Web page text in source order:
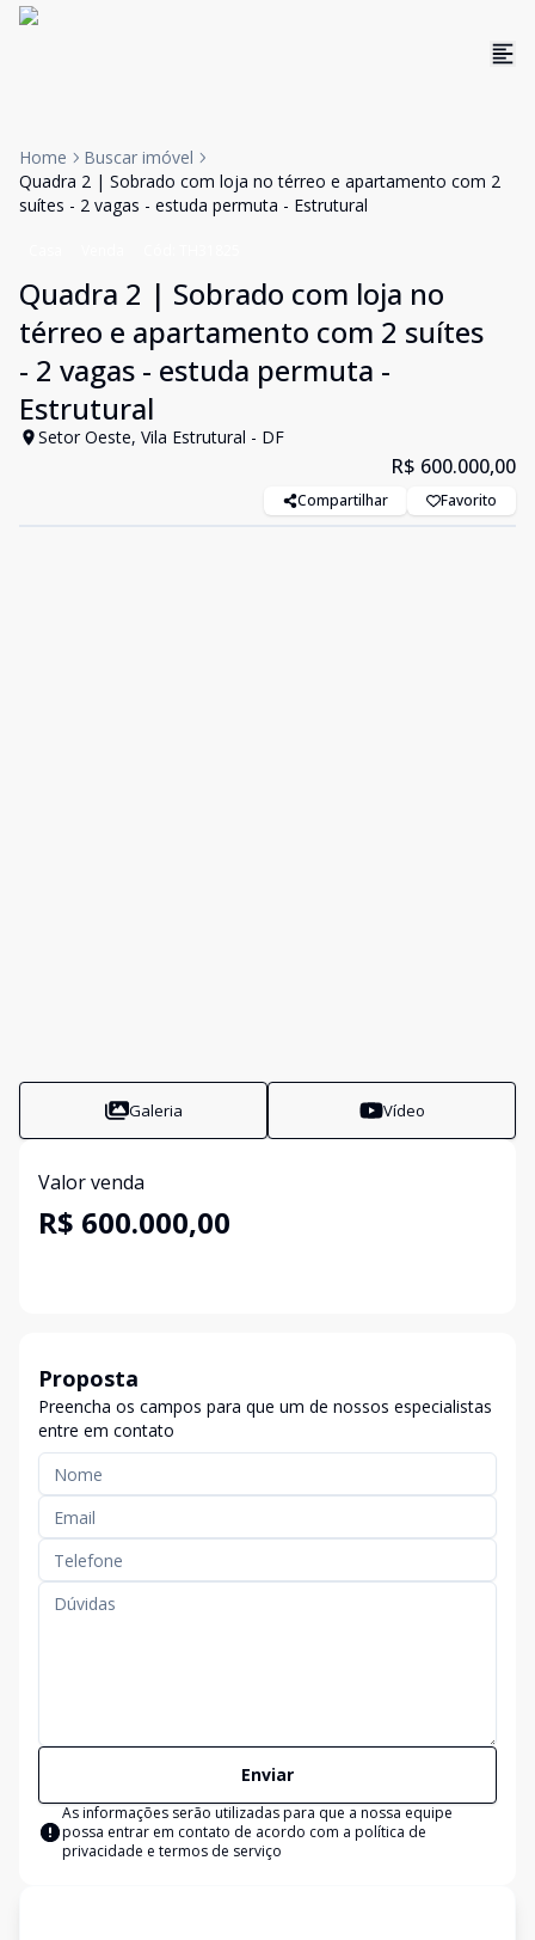
Home
Buscar imóvel
Quadra 2 | Sobrado com loja no térreo e apartamento com 2
suítes - 2 vagas - estuda permuta - Estrutural
Quadra 2 | Sobrado com loja no
térreo e apartamento com 2 suítes
- 2 vagas - estuda permuta -
Estrutural
Setor Oeste, Vila Estrutural - DF
R$ 600.000,00
Compartilhar Favorito
Galeria Vídeo
Valor venda
R$ 600.000,00
Proposta
Preencha os campos para que um de nossos especialistas
entre em contato
Enviar
As informações serão utilizadas para que a nossa equipe
possa entrar em contato de acordo com a política de
privacidade e termos de serviço